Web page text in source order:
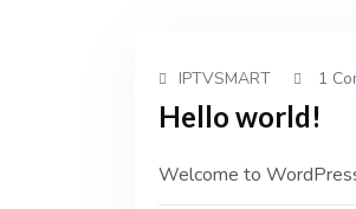
IPTVSMART 1
Hello world!
Welcome to